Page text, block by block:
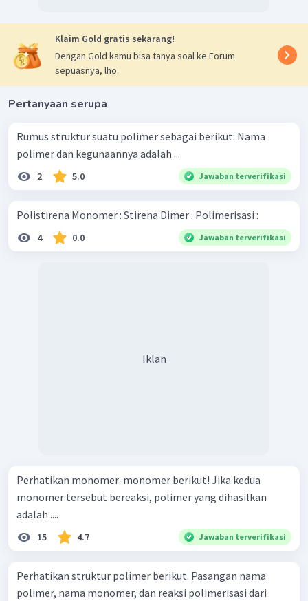
Klaim Gold gratis sekarang!
Dengan Gold kamu bisa tanya soal ke Forum
sepuasnya, lho.
Pertanyaan serupa
Rumus struktur suatu polimer sebagai berikut: Nama
polimer dan kegunaannya adalah ...
2 5.0 Jawaban terverifikasi
Polistirena Monomer : Stirena Dimer : Polimerisasi :
4 0.0 Jawaban terverifikasi
Iklan
Perhatikan monomer-monomer berikut! Jika kedua
monomer tersebut bereaksi, polimer yang dihasilkan
adalah ....
15 4.7 Jawaban terverifikasi
Perhatikan struktur polimer berikut. Pasangan nama
polimer, nama monomer, dan reaksi polimerisasi dari